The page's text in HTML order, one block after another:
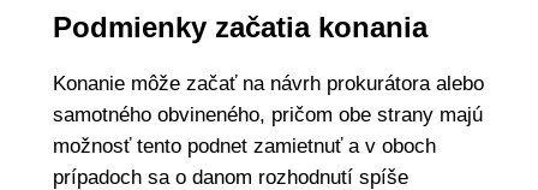
Podmienky začatia konania
Konanie môže začať na návrh prokurátora alebo
samotného obvineného, pričom obe strany majú
možnosť tento podnet zamietnuť a v oboch
prípadoch sa o danom rozhodnutí spíše